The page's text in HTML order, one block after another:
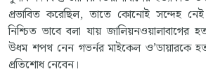
প্রভাবিত করেছিল, তাতে কোনোই সন্দেহ
নিশ্চিত ভাবে বলা যায় জালিয়নওয়ালাবাগের
উধম শপথ নেন গভর্নর মাইকেল ও’ডায়ারকে
প্রতিশোধ নেবেন।